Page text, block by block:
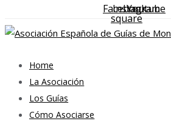
Facebook-
square
Instagram
Youtube
Home
La Asociación
Los Guías
Cómo Asociarse